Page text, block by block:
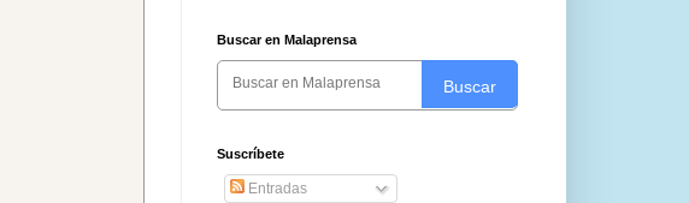
Buscar en Malaprensa
Buscar
Suscríbete
Entradas